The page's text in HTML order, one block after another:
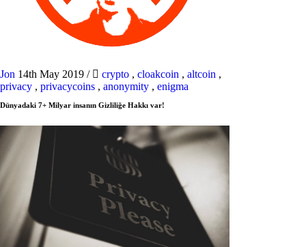
Jon 14th May 2019 / crypto , cloakcoin , altcoin ,
privacy , privacycoins , anonymity , enigma
Dünyadaki 7+ Milyar insanın Gizliliğe Hakkı var!